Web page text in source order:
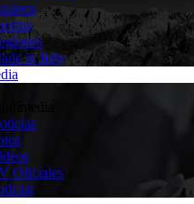
in Italy
Oficiales